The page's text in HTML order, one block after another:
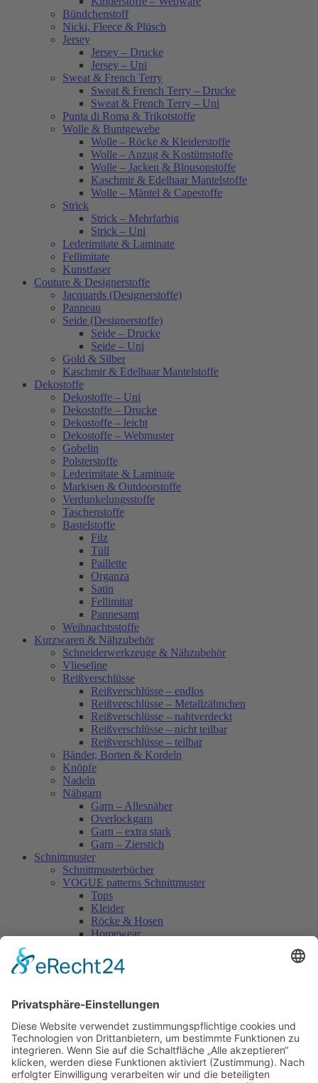
Bündchenstoff
Nicki, Fleece & Plüsch
Jersey
Jersey – Drucke
Jersey – Uni
Sweat & French Terry
Sweat & French Terry – Drucke
Sweat & French Terry – Uni
Punta di Roma & Trikotstoffe
Wolle & Buntgewebe
Wolle – Röcke & Kleiderstoffe
Wolle – Anzug & Kostümstoffe
Wolle – Jacken & Blousonstoffe
Kaschmir & Edelhaar Mantelstoffe
Wolle – Mäntel & Capestoffe
Strick
Strick – Mehrfarbig
Strick – Uni
Lederimitate & Laminate
Fellimitate
Kunstfaser
Couture & Designerstoffe
Jacquards (Designerstoffe)
Panneau
Seide (Designerstoffe)
Seide – Drucke
Seide – Uni
Gold & Silber
Kaschmir & Edelhaar Mantelstoffe
Dekostoffe
Dekostoffe – Uni
Dekostoffe – Drucke
Dekostoffe – leicht
Dekostoffe – Webmuster
Gobelin
Polsterstoffe
Lederimitate & Laminate
Markisen & Outdoorstoffe
Verdunkelungsstoffe
Taschenstoffe
Bastelstoffe
Filz
Tüll
Paillette
Organza
Satin
Fellimitat
Pannesamt
Weihnachtsstoffe
Kurzwaren & Nähzubehör
Schneiderwerkzeuge & Nähzubehör
Vlieseline
Reißverschlüsse
Reißverschlüsse – endlos
Reißverschlüsse – Metallzähnchen
Reißverschlüsse – nahtverdeckt
Reißverschlüsse – nicht teilbar
Reißverschlüsse – teilbar
Bänder, Borten & Kordeln
Knöpfe
Nadeln
Nähgarn
Garn – Allesnäher
Overlockgarn
Garn – extra stark
Garn – Zierstich
Schnittmuster
Schnittmusterbücher
VOGUE patterns Schnittmuster
Tops
Kleider
Röcke & Hosen
Homewear
Vogue Vintage
Herren
Accessoires
Einzelschnittmuster Burda
Tops
Kleider
Röcke & Hosen
Homewear
Jacken & Mäntel